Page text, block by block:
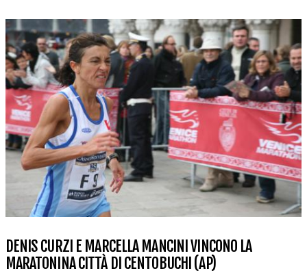
DENIS CURZI E MARCELLA MANCINI VINCONO LA
MARATONINA CITTÀ DI CENTOBUCHI (AP)